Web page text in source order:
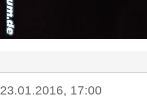
23.01.2016, 17:00